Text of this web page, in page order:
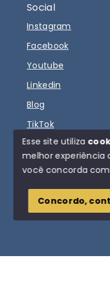
Olá!
Social
Instagram
Facebook
Youtube
Linkedin
Blog
TikTok
© Copyright 2026 -
SITE PARA IMOBILIARIA
Esse site utiliza
melhor experiência
você concorda
Concordo,